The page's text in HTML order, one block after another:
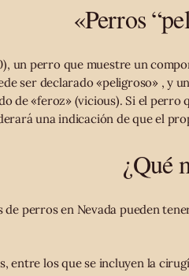
«Perros
un perro que muestre un
ser declarado «peligroso» , y
de «feroz» (vicious). Si el perro
una indicación de que el
¿Qué
de perros en Nevada pueden
entre los que se incluyen la